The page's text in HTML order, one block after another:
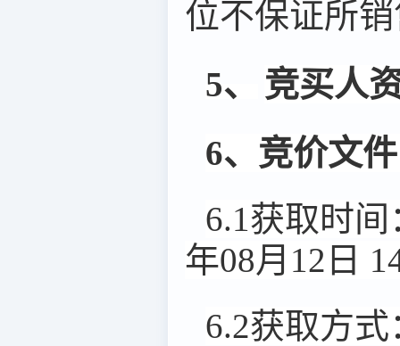
位不保证所
5、
竞买人
6、竞价文
6.1获取时间
年08月12日
6.2获取方式